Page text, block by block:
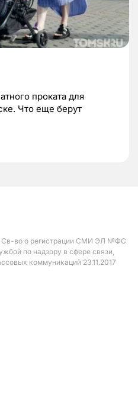
проката для
Что еще берут
Св-во о регистрации СМИ ЭЛ №ФС
по надзору в сфере связи,
коммуникаций 23.11.2017